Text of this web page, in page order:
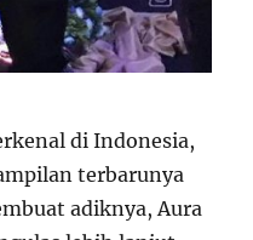
di Indonesia,
terbarunya
adiknya, Aura